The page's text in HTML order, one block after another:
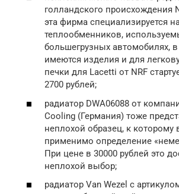
голландского происхождения
эта фирма специализируется
теплообменников,
большегрузных автомобилях,
имеются изделия и для
печки для Lacetti от NRF
2700 рублей;
радиатор DWA06088 от
Cooling (Германия) тоже
неплохой образец, к которому
применимо определение
При цене в 30000 рублей это
неплохой выбор;
радиатор Van Wezel с